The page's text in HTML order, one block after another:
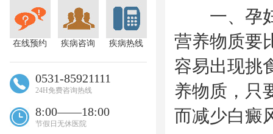
在线预约 疾病咨询 疾病热线
0531-85921111
24H免费咨询热线
8:00——18:00
节假日无休医院
一、孕妇
营养物质要
容易出现挑
养物质，只
而减少白癜